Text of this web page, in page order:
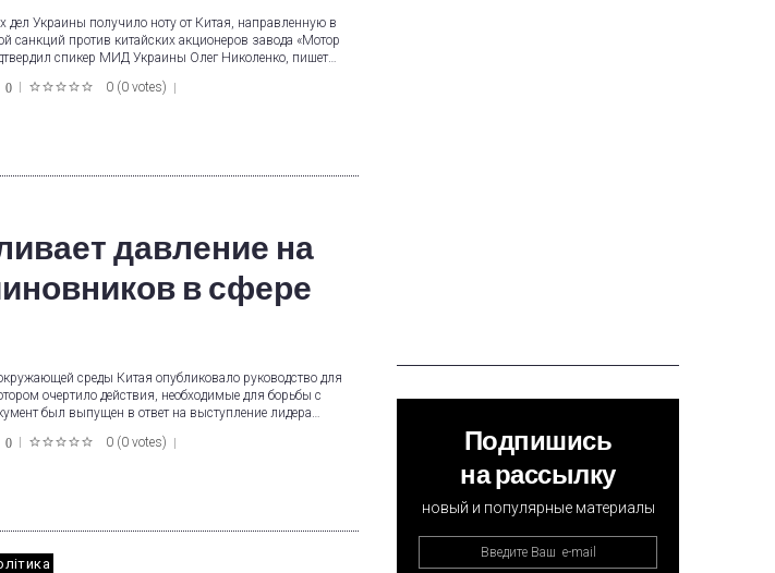
дел Украины получило ноту от Китая, направленную в
санкций против китайских акционеров завода «Мотор
спикер МИД Украины Олег Николенко, пишет…
0 0 (0 votes)
давление на
в сфере
среды Китая опубликовало руководство для
очертило действия, необходимые для борьбы с
был выпущен в ответ на выступление лидера…
0 0 (0 votes)
Подпишись
на рассылку
новый и популярные материалы